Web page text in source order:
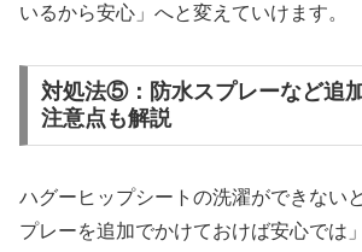
いるから安心」へと変えていけます。​
対処法⑤：防水スプレーなど追
注意点も解説
ハグーヒップシートの洗濯ができない
プレーを追加でかけておけば安心では